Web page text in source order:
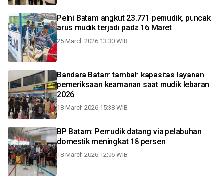
Pelni Batam angkut 23.771 pemudik, puncak
arus mudik terjadi pada 16 Maret
25 March 2026 13:30 WIB
Bandara Batam tambah kapasitas layanan
pemeriksaan keamanan saat mudik lebaran
2026
18 March 2026 15:38 WIB
BP Batam: Pemudik datang via pelabuhan
domestik meningkat 18 persen
18 March 2026 12:06 WIB